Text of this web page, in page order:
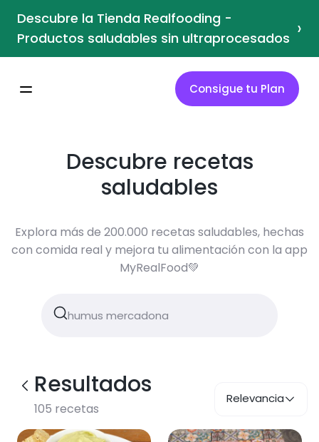
Descubre la Tienda Realfooding -
Productos saludables sin ultraprocesados ›
Consigue tu Plan
Descubre recetas
saludables
Explora más de 200.000 recetas saludables, hechas
con comida real y mejora tu alimentación con la app
MyRealFood💚
Resultados
105 recetas
Relevancia